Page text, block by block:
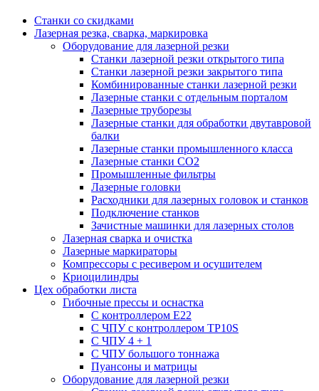
Станки со скидками
Лазерная резка, сварка, маркировка
Оборудование для лазерной резки
Станки лазерной резки открытого типа
Станки лазерной резки закрытого типа
Комбинированные станки лазерной резки
Лазерные станки с отдельным порталом
Лазерные труборезы
Лазерные станки для обработки двутавровой
балки
Лазерные станки промышленного класса
Лазерные станки CO2
Промышленные фильтры
Лазерные головки
Расходники для лазерных головок и станков
Подключение станков
Зачистные машинки для лазерных столов
Лазерная сварка и очистка
Лазерные маркираторы
Компрессоры с ресивером и осушителем
Криоцилиндры
Цех обработки листа
Гибочные прессы и оснастка
С контроллером E22
С ЧПУ с контроллером TP10S
С ЧПУ 4 + 1
С ЧПУ большого тоннажа
Пуансоны и матрицы
Оборудование для лазерной резки